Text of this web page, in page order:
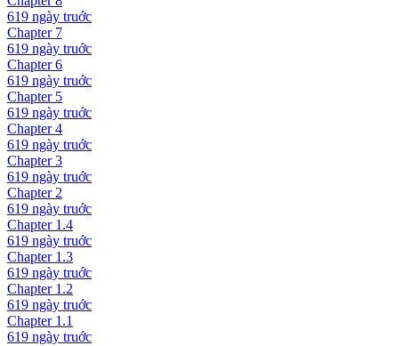
619 ngày truớc
Chapter 7
619 ngày truớc
Chapter6
619 ngày truớc
Chapter 5
619 ngày truớc
Chapter4
619 ngày truớc
Chapter3
619 ngày truớc
Chapter2
619 ngày truớc
Chapter 1.4
619 ngày truớc
Chapter 1.3
619 ngày truớc
Chapter 1.2
619 ngày truớc
Chapter 1.1
619 ngày truớc